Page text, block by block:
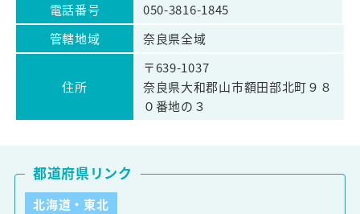
電話番号
050-3816-1845
管轄地域
奈良県全域
住所
〒639-1037
奈良県大和郡山市額田部北町９８
０番地の３
北海道・東北
都道府県リンク